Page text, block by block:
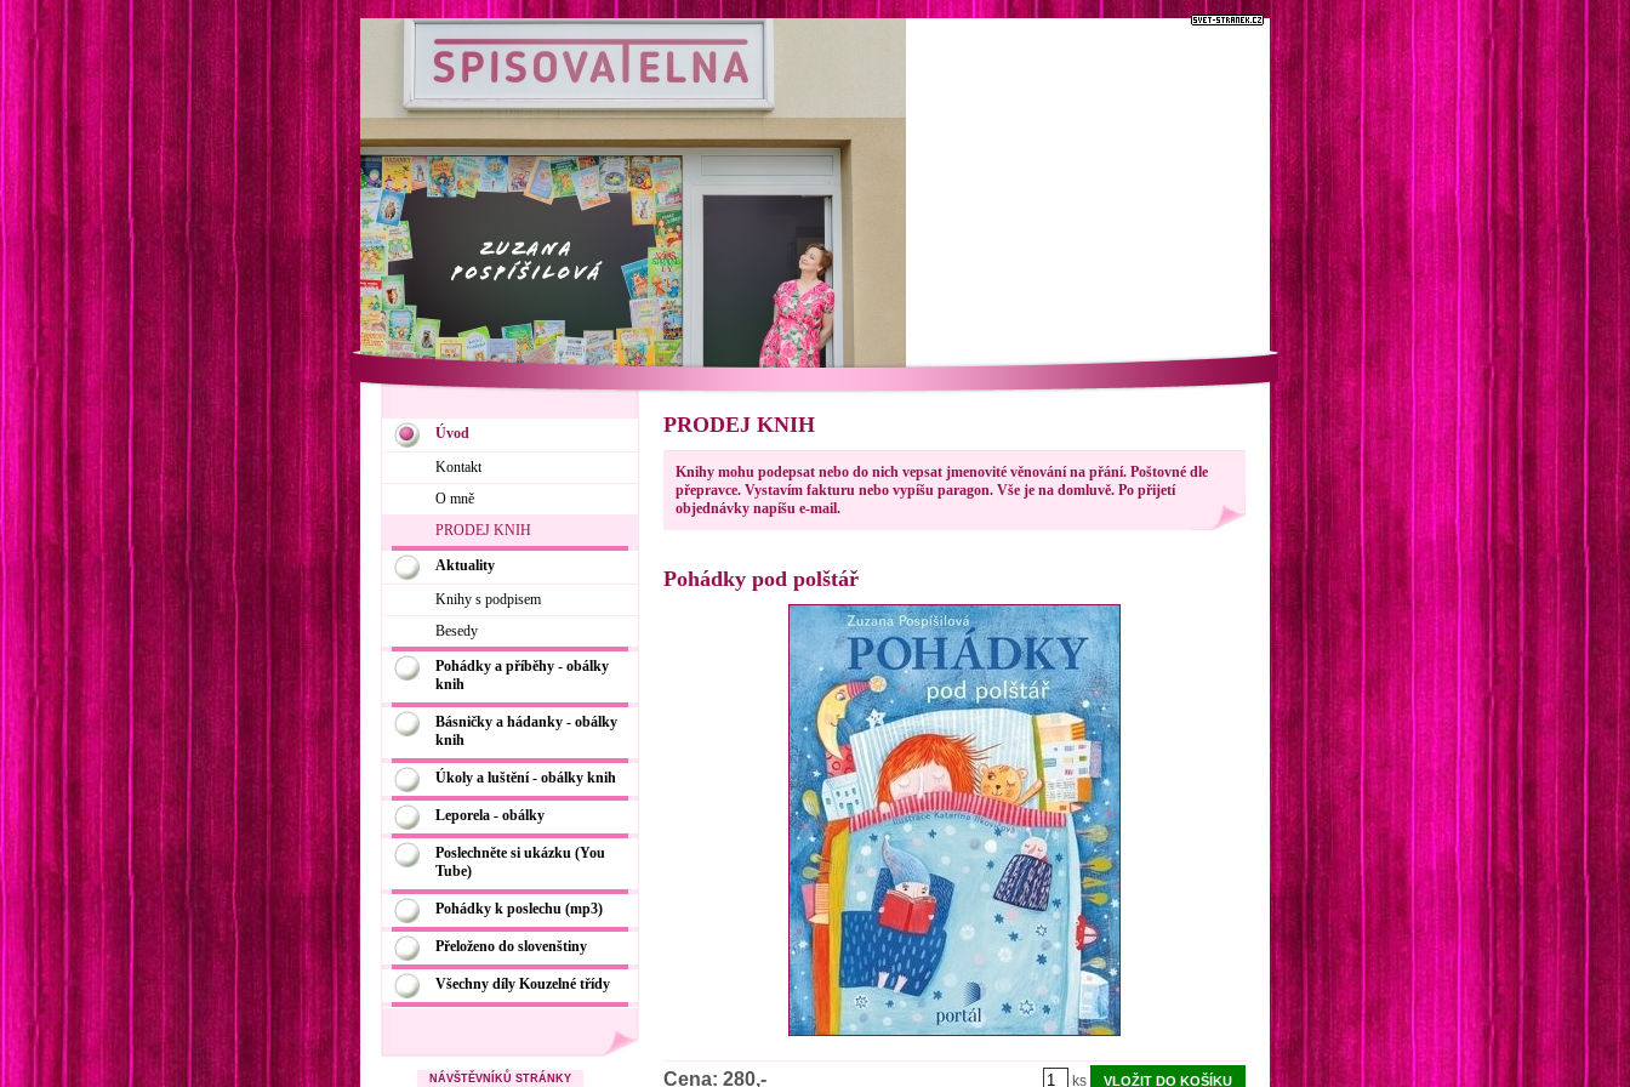
PRODEJ KNIH
Knihy mohu podepsat nebo do nich vepsat jmenovité věnování na přání. Poštovné dle
přepravce. Vystavím fakturu nebo vypíšu paragon. Vše je na domluvě. Po přijetí
objednávky napíšu e-mail.
Pohádky pod polštář
ks
Cena: 280,-
Úvod
Kontakt
O mně
PRODEJ KNIH
Aktuality
Knihy s podpisem
Besedy
Pohádky a příběhy - obálky
knih
Básničky a hádanky - obálky
knih
Úkoly a luštění - obálky knih
Leporela - obálky
Poslechněte si ukázku (You
Tube)
Pohádky k poslechu (mp3)
Přeloženo do slovenštiny
Všechny díly Kouzelné třídy
NÁVŠTĚVNÍKŮ STRÁNKY